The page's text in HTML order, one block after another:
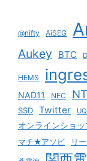
@nifty AiSEG
Aukey BTC
HEMS
NAD11 NEC
SSD Twitter UQ
オンラインショッ
マチ★アソビ リ